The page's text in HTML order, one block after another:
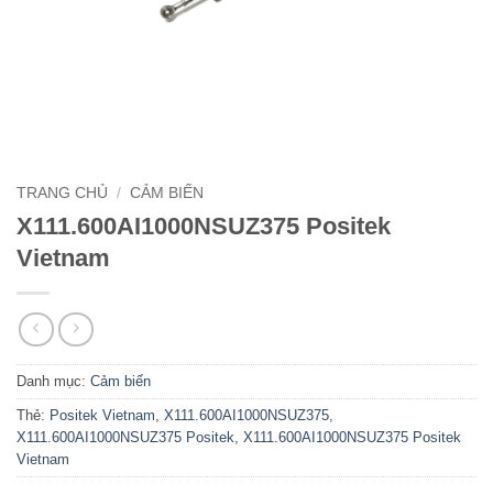
TRANG CHỦ / CẢM BIẾN
X111.600AI1000NSUZ375 Positek
Vietnam
Danh mục: Cảm biến
Thẻ: Positek Vietnam, X111.600AI1000NSUZ375,
X111.600AI1000NSUZ375 Positek, X111.600AI1000NSUZ375 Positek
Vietnam